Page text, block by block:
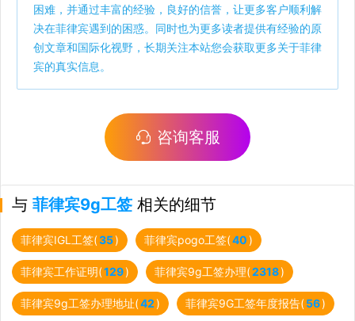
困难，并通过丰富的经验，良好的信誉，让更多客户顺利解
决在菲律宾遇到的困惑。同时也为更多读者提供有经验的原
创文章和国际化视野，长期关注本站您会获取更多关于菲律
宾的真实信息。
咨询客服
与 菲律宾9g工签 相关的细节
菲律宾IGL工签(35) 菲律宾pogo工签(40)
菲律宾工作证明(129) 菲律宾9g工签办理(2318)
菲律宾9g工签办理地址(42) 菲律宾9G工签年度报告(56)